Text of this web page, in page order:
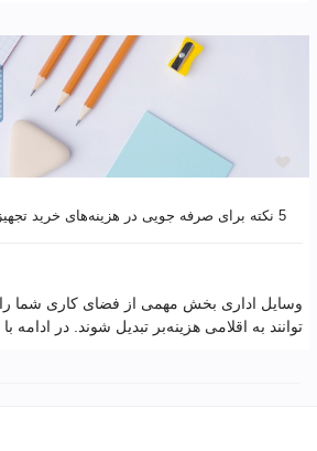
5 نکته برای صرفه جویی در هزینه‌های خرید تجهیزات اداری
وسایل اداری بخش مهمی از فضای کاری شما
توانند به اقلامی هزینه‌بر تبدیل شوند. در ادامه